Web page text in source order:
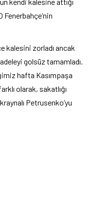
Fenerbahçe’nin
kalesini zorladı ancak
golsüz tamamladı.
hafta Kasımpaşa
olarak, sakatlığı
Petrusenko’yu